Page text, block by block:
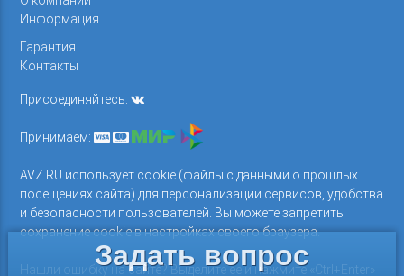
Информация
Гарантия
Контакты
Присоединяйтесь:
Принимаем:
AVZ.RU использует cookie (файлы с данными о прошлых
посещениях сайта) для персонализации сервисов, удобства
и безопасности пользователей. Вы можете запретить
сохранение cookie в настройках своего браузера.
Нашли ошибку на сайте? Выделите ее и нажмите «Ctrl+Enter»
Задать вопрос